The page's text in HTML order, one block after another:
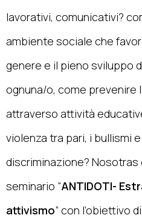
lavorativi, comunicativi?
ambiente sociale che
genere e il pieno sviluppo
ognuna/o, come prevenire
attraverso attività
violenza tra pari, i bullismi
discriminazione? Nosotras
seminario “ANTIDOTI-
attivismo” con l’obiettivo